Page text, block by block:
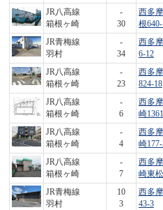
JR八高線
箱根ヶ崎
-
30
西多
根
JR青梅線
羽村
-
34
西多
6-12
JR八高線
箱根ヶ崎
-
23
西多
824-18
JR八高線
箱根ヶ崎
-
6
西多
崎
JR八高線
箱根ヶ崎
-
4
西多
崎
JR八高線
箱根ヶ崎
-
7
西多
崎東
JR青梅線
羽村
10
3
西多
43-3